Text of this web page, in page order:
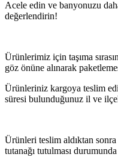
Acele edin ve banyonuzu
değerlendirin!
Ürünlerimiz için taşıma
göz önüne alınarak
Ürünleriniz kargoya teslim
süresi bulunduğunuz il ve
Ürünleri teslim aldıktan
tutanağı tutulması